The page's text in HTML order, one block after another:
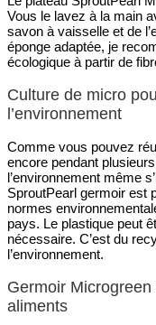
Vous le lavez à la main
savon à vaisselle et de
éponge adaptée, je
écologique à partir de
Culture de micro
l’environnement
Comme vous pouvez
encore pendant
l’environnement même
SproutPearl germoir est
normes
pays. Le plastique peut
nécessaire. C’est du
l’environnement.
Germoir Microgreen
aliments